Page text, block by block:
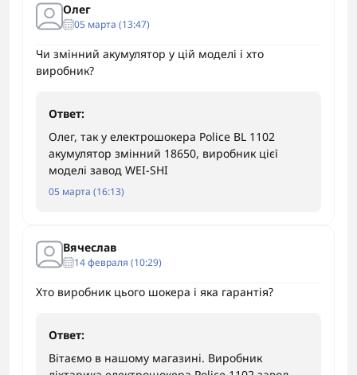
Олег
05 марта (13:47)
Чи змінний акумулятор у цій моделі і хто
виробник?
Ответ:
Олег, так у електрошокера Police BL 1102
акумулятор змінний 18650, виробник цієї
моделі завод WEI-SHI
05 марта (16:13)
Вячеслав
14 февраля (10:29)
Хто виробник цього шокера і яка гарантія?
Ответ:
Вітаємо в нашому магазині. Виробник